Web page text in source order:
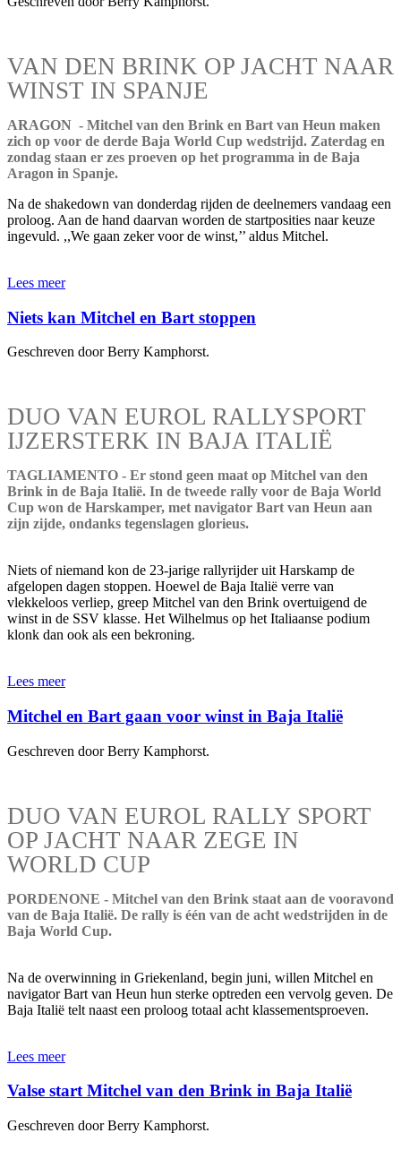
VAN DEN BRINK OP JACHT NAAR
WINST IN SPANJE
ARAGON - Mitchel van den Brink en Bart van Heun maken
zich op voor de derde Baja World Cup wedstrijd. Zaterdag en
zondag staan er zes proeven op het programma in de Baja
Aragon in Spanje.
Na de shakedown van donderdag rijden de deelnemers vandaag een
proloog. Aan de hand daarvan worden de startposities naar keuze
ingevuld. ,,We gaan zeker voor de winst,’’ aldus Mitchel.
Lees meer
Niets kan Mitchel en Bart stoppen
Geschreven door Berry Kamphorst.
DUO VAN EUROL RALLYSPORT
IJZERSTERK IN BAJA ITALIË
TAGLIAMENTO - Er stond geen maat op Mitchel van den
Brink in de Baja Italië. In de tweede rally voor de Baja World
Cup won de Harskamper, met navigator Bart van Heun aan
zijn zijde, ondanks tegenslagen glorieus.
Niets of niemand kon de 23-jarige rallyrijder uit Harskamp de
afgelopen dagen stoppen. Hoewel de Baja Italië verre van
vlekkeloos verliep, greep Mitchel van den Brink overtuigend de
winst in de SSV klasse. Het Wilhelmus op het Italiaanse podium
klonk dan ook als een bekroning.
Lees meer
Mitchel en Bart gaan voor winst in Baja Italië
Geschreven door Berry Kamphorst.
DUO VAN EUROL RALLY SPORT
OP JACHT NAAR ZEGE IN
WORLD CUP
PORDENONE - Mitchel van den Brink staat aan de vooravond
van de Baja Italië. De rally is één van de acht wedstrijden in de
Baja World Cup.
Na de overwinning in Griekenland, begin juni, willen Mitchel en
navigator Bart van Heun hun sterke optreden een vervolg geven. De
Baja Italië telt naast een proloog totaal acht klassementsproeven.
Lees meer
Valse start Mitchel van den Brink in Baja Italië
Geschreven door Berry Kamphorst.